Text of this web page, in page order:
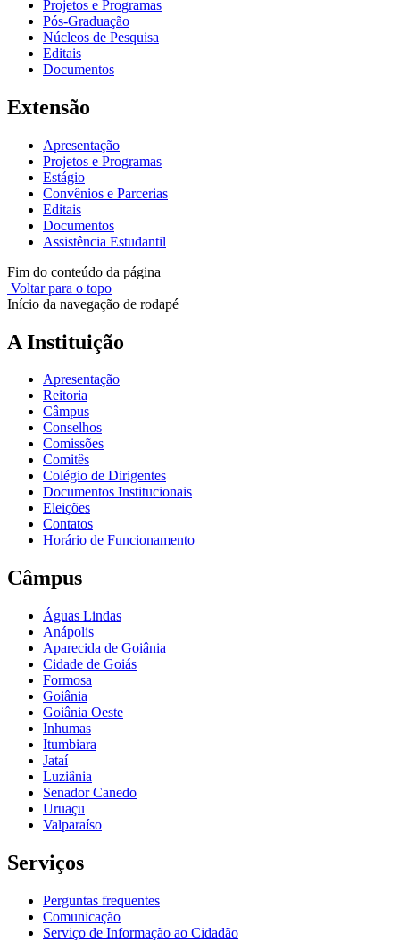
Projetos e Programas
Pós-Graduação
Núcleos de Pesquisa
Editais
Documentos
Extensão
Apresentação
Projetos e Programas
Estágio
Convênios e Parcerias
Editais
Documentos
Assistência Estudantil
Fim do conteúdo da página
Voltar para o topo
Início da navegação de rodapé
A Instituição
Apresentação
Reitoria
Câmpus
Conselhos
Comissões
Comitês
Colégio de Dirigentes
Documentos Institucionais
Eleições
Contatos
Horário de Funcionamento
Câmpus
Águas Lindas
Anápolis
Aparecida de Goiânia
Cidade de Goiás
Formosa
Goiânia
Goiânia Oeste
Inhumas
Itumbiara
Jataí
Luziânia
Senador Canedo
Uruaçu
Valparaíso
Serviços
Perguntas frequentes
Comunicação
Serviço de Informação ao Cidadão